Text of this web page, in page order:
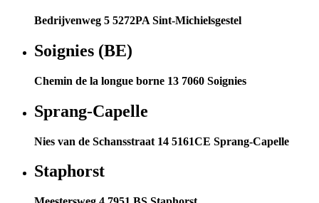
Bedrijvenweg 5 5272PA Sint-Michielsgestel
Soignies (BE)
Chemin de la longue borne 13 7060 Soignies
Sprang-Capelle
Nies van de Schansstraat 14 5161CE Sprang-Capelle
Staphorst